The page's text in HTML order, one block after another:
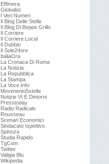
Effimera
Globalist
I Veri Numeri
Il Blog Delle Stelle
Il Blog Di Beppe Grillo
Il Corriere
Il Corriere Local
Il Dubbio
Il Sole24ore
ItaliaOra
La Cronaca Di Roma
La Notizia
La Repubblica
La Stampa
La Voce.info
Movimento5stelle
Notizie Vt E Dintorni
Presstoday
Radio Radicale
Rousseau
Scenari Economici
Sindacato Ispettivo
Spinoza
Studia Rapido
TgCom
Twitter
Valigia Blu
Wikipedia